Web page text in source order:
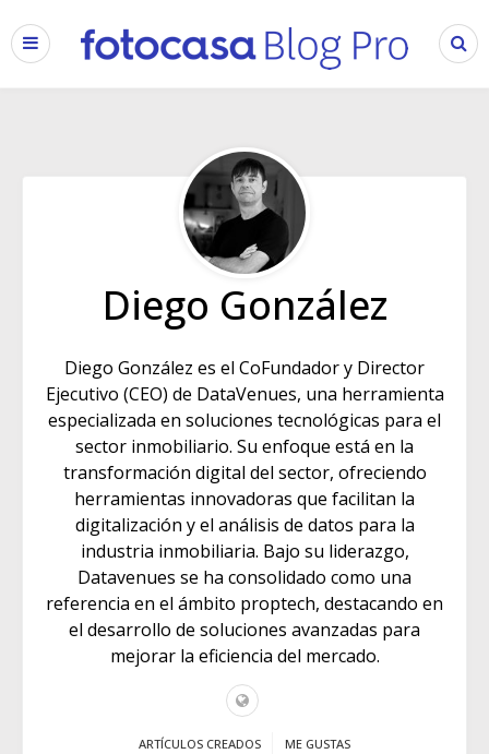
Diego González
Diego González es el CoFundador y Director
Ejecutivo (CEO) de DataVenues, una herramienta
especializada en soluciones tecnológicas para el
sector inmobiliario. Su enfoque está en la
transformación digital del sector, ofreciendo
herramientas innovadoras que facilitan la
digitalización y el análisis de datos para la
industria inmobiliaria. Bajo su liderazgo,
Datavenues se ha consolidado como una
referencia en el ámbito proptech, destacando en
el desarrollo de soluciones avanzadas para
mejorar la eficiencia del mercado.
ARTÍCULOS CREADOS ME GUSTAS